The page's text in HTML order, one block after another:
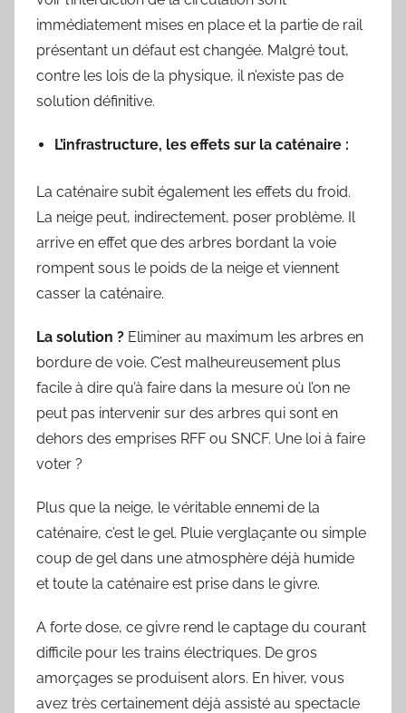
immédiatement mises en place et la partie de rail
présentant un défaut est changée. Malgré tout,
contre les lois de la physique, il n’existe pas de
solution définitive.
L’infrastructure, les effets sur la caténaire :
La caténaire subit également les effets du froid.
La neige peut, indirectement, poser problème. Il
arrive en effet que des arbres bordant la voie
rompent sous le poids de la neige et viennent
casser la caténaire.
La solution ? Eliminer au maximum les arbres en
bordure de voie. C’est malheureusement plus
facile à dire qu’à faire dans la mesure où l’on ne
peut pas intervenir sur des arbres qui sont en
dehors des emprises RFF ou SNCF. Une loi à faire
voter ?
Plus que la neige, le véritable ennemi de la
caténaire, c’est le gel. Pluie verglaçante ou simple
coup de gel dans une atmosphère déjà humide
et toute la caténaire est prise dans le givre.
A forte dose, ce givre rend le captage du courant
difficile pour les trains électriques. De gros
amorçages se produisent alors. En hiver, vous
avez très certainement déjà assisté au spectacle